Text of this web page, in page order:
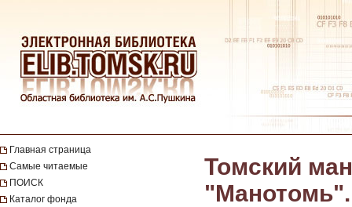
Главная страница
Самые читаемые
ПОИСК
Каталог фонда
Томский
"Манотомь".